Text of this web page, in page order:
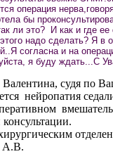
операция
бы
ли это? И как и где ее
надо сделать? Я в
согласна и на
я буду ждать...С
судя по
нейропатия
А.В.